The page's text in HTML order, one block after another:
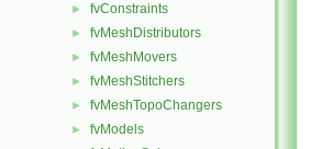
► fvConstraints
► fvMeshDistributors
► fvMeshMovers
► fvMeshStitchers
► fvMeshTopoChangers
► fvModels